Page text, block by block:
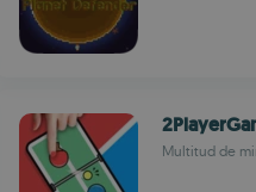
Multitud de